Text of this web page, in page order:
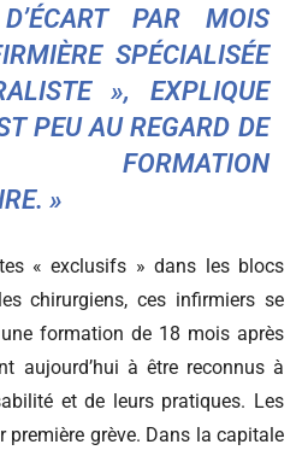
PAR MOIS
SPÉCIALISÉE
», EXPLIQUE
PEU AU REGARD DE
»
« exclusifs » dans les blocs
chirurgiens, ces infirmiers se
formation de 18 mois après
aujourd’hui à être reconnus à
et de leurs pratiques. Les
première grève. Dans la capitale